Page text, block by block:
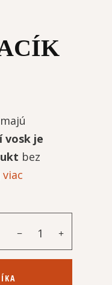
majú
vosk je
bez